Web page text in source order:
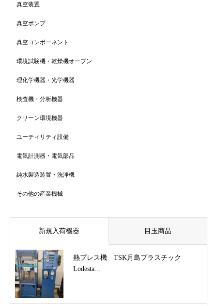
真空装置
真空ポンプ
真空コンポーネント
環境試験機・乾燥機オーブン
理化学機器・光学機器
検査機・分析機器
クリーン環境機器
ユーティリティ設備
電気計測器・電気部品
純水製造装置・洗浄機
その他の産業機械
新規入荷機器 目玉商品
熱プレス機 TSK月島プラスチック
Lodesta...